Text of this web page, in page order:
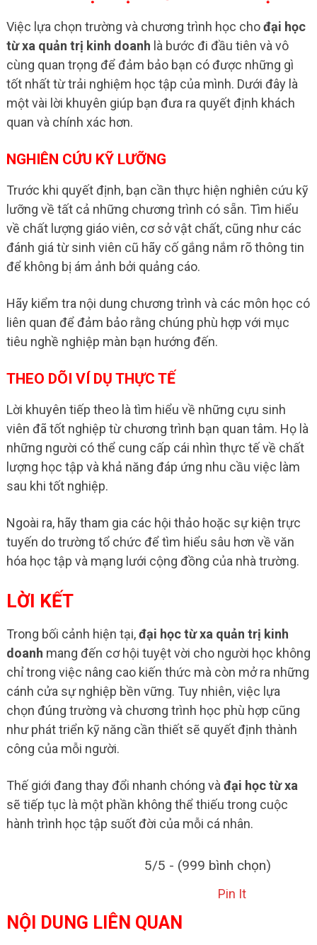
Việc lựa chọn trường và chương trình học chođại học
từ xa quản trị kinh doanh là bước đi đầu tiên và vô
cùng quan trọng để đảm bảo bạn có được những gì
tốt nhất từ trải nghiệm học tập của mình. Dưới đây là
một vài lời khuyên giúp bạn đưa ra quyết định khách
quan và chính xác hơn.
NGHIÊN CỨU KỸ LƯỠNG
Trước khi quyết định, bạn cần thực hiện nghiên cứu kỹ
lưỡng về tất cả những chương trình có sẵn. Tìm hiểu
về chất lượng giáo viên, cơ sở vật chất, cũng như các
đánh giá từ sinh viên cũ hãy cố gắng nắm rõ thông tin
để không bị ám ảnh bởi quảng cáo.
Hãy kiểm tra nội dung chương trình và các môn học có
liên quan để đảm bảo rằng chúng phù hợp với mục
tiêu nghề nghiệp màn bạn hướng đến.
THEO DÕI VÍ DỤ THỰC TẾ
Lời khuyên tiếp theo là tìm hiểu về những cựu sinh
viên đã tốt nghiệp từ chương trình bạn quan tâm. Họ là
những người có thể cung cấp cái nhìn thực tế về chất
lượng học tập và khả năng đáp ứng nhu cầu việc làm
sau khi tốt nghiệp.
Ngoài ra, hãy tham gia các hội thảo hoặc sự kiện trực
tuyến do trường tổ chức để tìm hiểu sâu hơn về văn
hóa học tập và mạng lưới cộng đồng của nhà trường.
LỜI KẾT
Trong bối cảnh hiện tại,đại học từ xa quản trị kinh
doanh mang đến cơ hội tuyệt vời cho người học không
chỉ trong việc nâng cao kiến thức mà còn mở ra những
cánh cửa sự nghiệp bền vững. Tuy nhiên, việc lựa
chọn đúng trường và chương trình học phù hợp cũng
như phát triển kỹ năng cần thiết sẽ quyết định thành
công của mỗi người.
Thế giới đang thay đổi nhanh chóng vàđại học từ xa
sẽ tiếp tục là một phần không thể thiếu trong cuộc
hành trình học tập suốt đời của mỗi cá nhân.
5/5 - (999 bình chọn)
Pin It
NỘI DUNG LIÊN QUAN